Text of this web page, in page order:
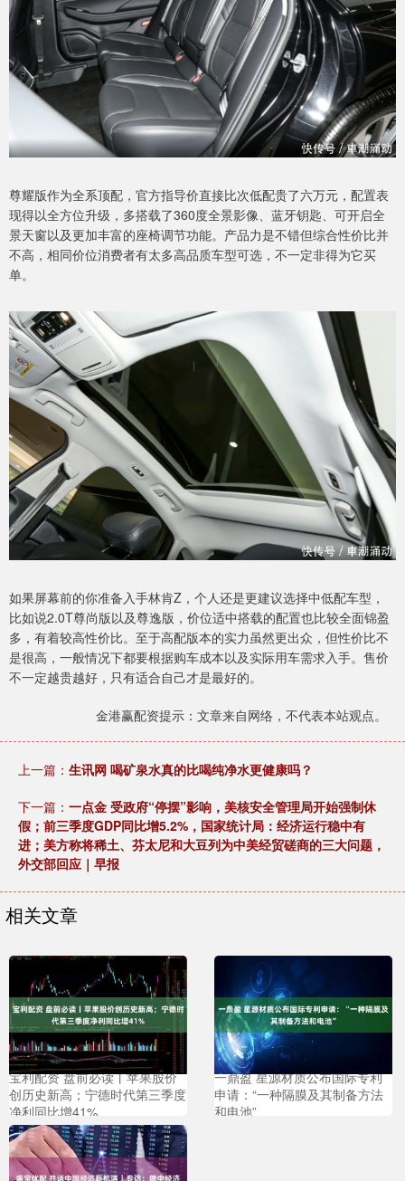
尊耀版作为全系顶配，官方指导价直接比次低配贵了六万元，配置表
现得以全方位升级，多搭载了360度全景影像、蓝牙钥匙、可开启全
景天窗以及更加丰富的座椅调节功能。产品力是不错但综合性价比并
不高，相同价位消费者有太多高品质车型可选，不一定非得为它买
单。
如果屏幕前的你准备入手林肯Z，个人还是更建议选择中低配车型，
比如说2.0T尊尚版以及尊逸版，价位适中搭载的配置也比较全面锦盈
多，有着较高性价比。至于高配版本的实力虽然更出众，但性价比不
是很高，一般情况下都要根据购车成本以及实际用车需求入手。售价
不一定越贵越好，只有适合自己才是最好的。
金港赢配资提示：文章来自网络，不代表本站观点。
上一篇： 生讯网 喝矿泉水真的比喝纯净水更健康吗？
下一篇： 一点金 受政府“停摆”影响，美核安全管理局开始强制休
假；前三季度GDP同比增5.2%，国家统计局：经济运行稳中有
进；美方称将稀土、芬太尼和大豆列为中美经贸磋商的三大问题，
外交部回应｜早报
相关文章
宝利配资 盘前必读丨苹果股价
创历史新高；宁德时代第三季度
净利同比增41%
一鼎盈 星源材质公布国际专利
申请：“一种隔膜及其制备方法
和电池”